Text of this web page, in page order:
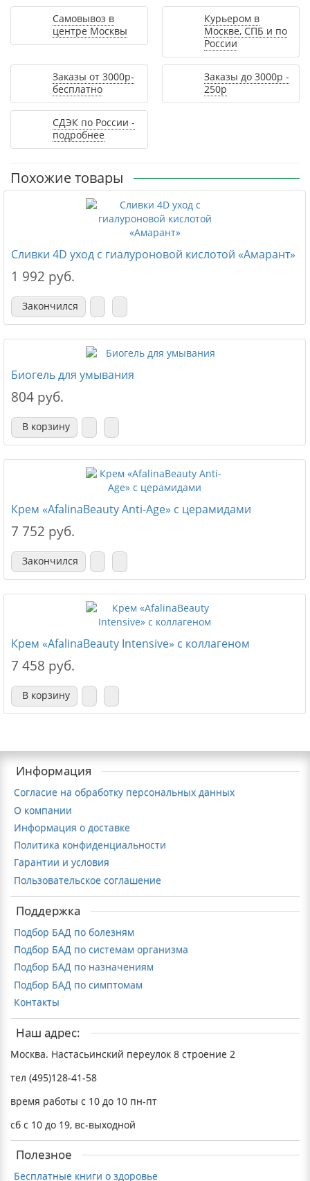
Самовывоз в
центре Москвы
Курьером в
Москве, СПБ и по
России
Заказы от 3000р-
бесплатно
Заказы до 3000р -
250р
СДЭК по России -
подробнее
Похожие товары
Сливки 4D уход с гиалуроновой кислотой «Амарант»
1 992 руб.
Закончился
Биогель для умывания
804 руб.
В корзину
Крем «AfalinaBeauty Anti-Age» с церамидами
7 752 руб.
Закончился
Крем «AfalinaBeauty Intensive» с коллагеном
7 458 руб.
В корзину
Информация
Согласие на обработку персональных данных
О компании
Информация о доставке
Политика конфиденциальности
Гарантии и условия
Пользовательское соглашение
Поддержка
Подбор БАД по болезням
Подбор БАД по системам организма
Подбор БАД по назначениям
Подбор БАД по симптомам
Контакты
Наш адрес:
Москва. Настасьинский переулок 8 строение 2
тел (495)128-41-58
время работы с 10 до 10 пн-пт
сб с 10 до 19, вс-выходной
Полезное
Бесплатные книги о здоровье